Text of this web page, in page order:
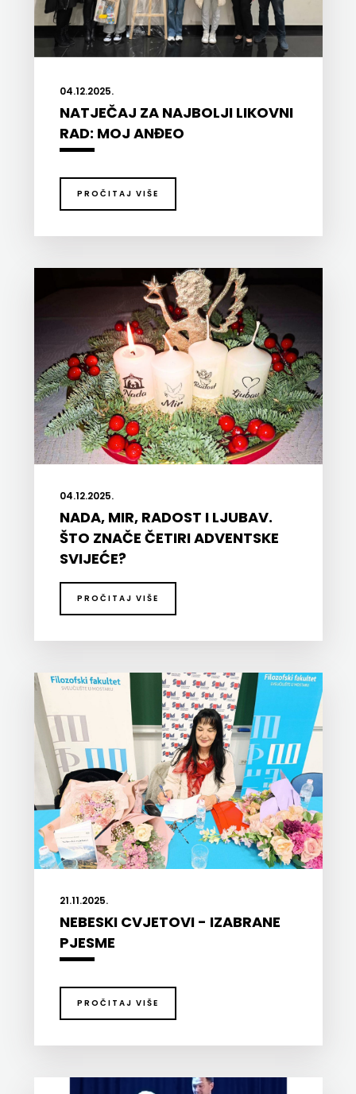
ŠKOLSKA
KNJIGA
media
grupa
d.o.o.
TERAPIJA,
UDRUGA
GLUTEN
FREE
U
VERBUM
VORTO
PALABRA
ZNANJE
04.12.2025.
NATJEČAJ ZA NAJBOLJI LIKOVNI
RAD: MOJ ANĐEO
PROČITAJ VIŠE
04.12.2025.
NADA, MIR, RADOST I LJUBAV.
ŠTO ZNAČE ČETIRI ADVENTSKE
SVIJEĆE?
PROČITAJ VIŠE
21.11.2025.
NEBESKI CVJETOVI - IZABRANE
PJESME
PROČITAJ VIŠE